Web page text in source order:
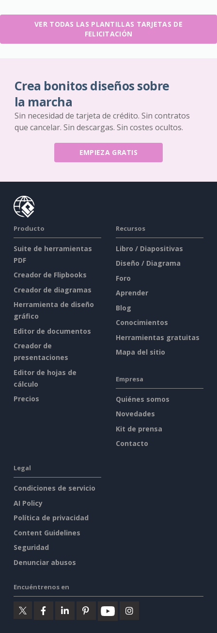
VER TODAS LAS PLANTILLAS TARJETAS DE
FELICITACIÓN
Crea bonitos diseños sobre
la marcha
Sin necesidad de tarjeta de crédito. Sin contratos
que cancelar. Sin descargas. Sin costes ocultos.
EMPIEZA GRATIS
Producto
Suite de herramientas
PDF
Creador de Flipbooks
Creador de diagramas
Herramienta de diseño
gráfico
Editor de documentos
Creador de
presentaciones
Editor de hojas de
cálculo
Precios
Recursos
Libro / Diapositivas
Diseño / Diagrama
Foro
Aprender
Blog
Conocimientos
Herramientas gratuitas
Mapa del sitio
Empresa
Quiénes somos
Novedades
Kit de prensa
Contacto
Legal
Condiciones de servicio
AI Policy
Política de privacidad
Content Guidelines
Seguridad
Denunciar abusos
Encuéntrenos en